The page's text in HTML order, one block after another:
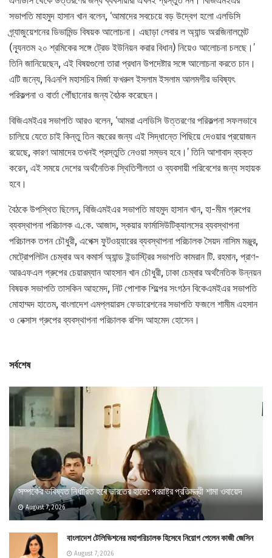
সভাপতি মাহমুদ হাসান খান বলেন, ‘আমাদের সবচেয়ে বড় উদ্বেগ হলো এলডিসি
গ্র্যাজুয়েশনের ডিভামিন্ড বিষয়ক আলোচনা। এছাড়া লেবার ল অ্যান্ড অরজিনালমেন্ট
(ন্যূনতম ২০ শ্রমিকের সঙ্গে ট্রেড ইউনিয়ন করার বিধান) নিয়েও আলোচনা চলছে।’
তিনি জানিয়েছেন, এই বিষয়গুলো তারা প্রধান উপদেষ্টার সঙ্গে আলোচনা করতে চান।
এটি জন্যে, বিএনপি মহাসচিব মির্জা ফখরুল ইসলাম ইসলাম আলমগীর ভবিষ্যৎ
পরিকল্পনা ও বার্তা পৌঁছানোর জন্য বৈঠক করেছেন।
বিজিএমইএর সভাপতি আরও বলেন, ‘আমরা এলডিসি উত্তরণের পরিকল্পনা সফলভাবে
চালিয়ে যেতে চাই কিন্তু তিন বছরের জন্য এই সিদ্ধান্তে পিছিয়ে দেওয়ার প্রয়োজন
রয়েছে, কারণ আমাদের তখনই প্রস্তুতি নেওয়া সম্ভব হবে।’ তিনি আশাবাদ ব্যক্ত
করেন, এই সময়ে দেশের অর্থনৈতিক স্থিতিশীলতা ও ব্যবসায়ী পরিবেশের জন্য সহায়ক
হবে।
বৈঠকে উপস্থিত ছিলেন, বিজিএমইএর সভাপতি মাহমুদ হাসান খান, হা-মীম গ্রুপের
ব্যবস্থাপনা পরিচালক এ.কে. আজাদ, স্কয়ার ফার্মাসিউটিক্যালসের ব্যবস্থাপনা
পরিচালক তপন চৌধুরী, এপেক্স ফুটওয়্যারের ব্যবস্থাপনা পরিচালক সৈয়দ নাসিম মঞ্জুর,
মেট্রোপলিটন চেম্বার অব কমার্স অ্যান্ড ইন্ডাস্ট্রির সভাপতি কামরান টি. রহমান, প্রাণ-
আরএফএল গ্রুপের চেয়ারম্যান আহসান খান চৌধুরী, ঢাকা চেম্বার অর্থনৈতিক উন্নয়ন
বিষয়ক সভাপতি তাসকিন আহমেদ, নিট পোশাক শিল্পের সংগঠন বিকেএমইএর সভাপতি
মোহাম্মদ হাতেম, বাংলাদেশ এমপ্লয়ারস ফেডারেশনের সভাপতি ফজলে শামীম এহসান
ও নেক্সাস গ্রুপের ব্যবস্থাপনা পরিচালক রশিদ আহমেদ হোসেন।
সর্বশেষ
সম্পর্কের ভবিষ্যত নির্ধারিত হবে ভারতের হাতে: পররাষ্ট্র প্রতিমন্ত্রী শামা ওবায়েদ
August 7, 2026
বাংলাদেশ টেলিভিশনের মহাপরিচালক হিসেবে নিয়োগ পেলেন কাজী জেসিন
August 7, 2026